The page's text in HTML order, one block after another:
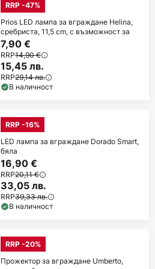
RRP -47%
Prios LED лампа за вграждане Helina,
сребриста, 11,5 cm, с възможност за
7,90 €
RRP14,90 €
15,45 лв.
RRP29,14 лв.
В наличност
RRP -16%
LED лампа за вграждане Dorado Smart,
бяла
16,90 €
RRP20,11 €
33,05 лв.
RRP39,33 лв.
В наличност
RRP -20%
Прожектор за вграждане Umberto,